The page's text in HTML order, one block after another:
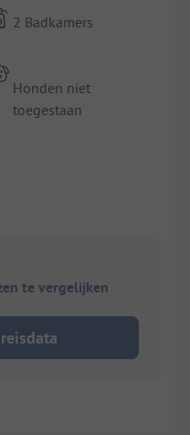
2 Badkamers
Honden niet
toegestaan
te vergelijken